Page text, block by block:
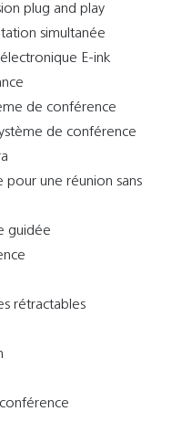
plug and play
simultanée
E-ink
de conférence
de conférence
pour une réunion sans
guidée
rétractables